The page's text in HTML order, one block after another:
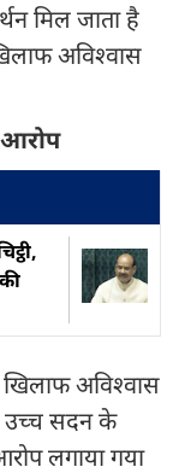
मिल जाता है
अविश्वास
आरोप
अविश्वास
उच्च सदन के
लगाया गया